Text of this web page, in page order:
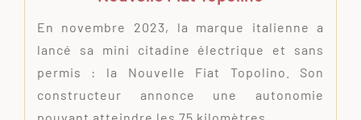
En novembre 2023, la marque italienne a
lancé sa mini citadine électrique et sans
permis : la Nouvelle Fiat Topolino. Son
constructeur annonce une autonomie
pouvant atteindre les 75 kilomètres,